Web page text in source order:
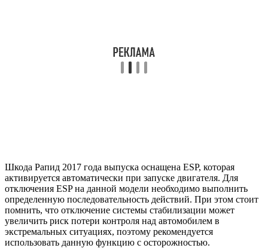
Шкода Рапид 2017 года выпуска оснащена ESP, которая
активируется автоматически при запуске двигателя. Для
отключения ESP на данной модели необходимо выполнить
определенную последовательность действий. При этом стоит
помнить, что отключение системы стабилизации может
увеличить риск потери контроля над автомобилем в
экстремальных ситуациях, поэтому рекомендуется
использовать данную функцию с осторожностью.